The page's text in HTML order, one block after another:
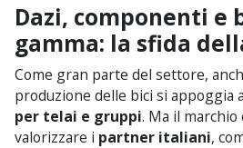
Dazi, componenti e
gamma: la sfida
Come gran parte del settore,
produzione delle bici si appoggia a
per telai e gruppi. Ma il
valorizzare i partner italiani,